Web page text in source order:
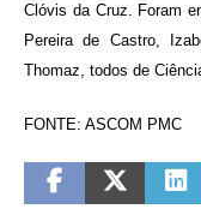
Clóvis da Cruz. Foram
Pereira de Castro,
Thomaz, todos de
FONTE: ASCOM PMC